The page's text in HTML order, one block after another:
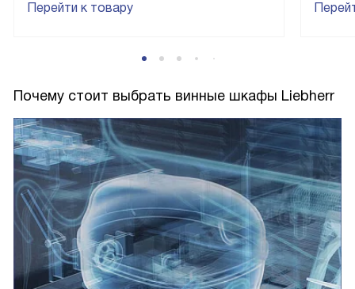
Перейти к товару
Почему стоит выбрать винные шкафы Liebherr